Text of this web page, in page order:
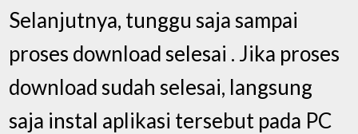
Selanjutnya, tunggu saja sampai
proses download selesai . Jika proses
download sudah selesai, langsung
saja instal aplikasi tersebut pada PC